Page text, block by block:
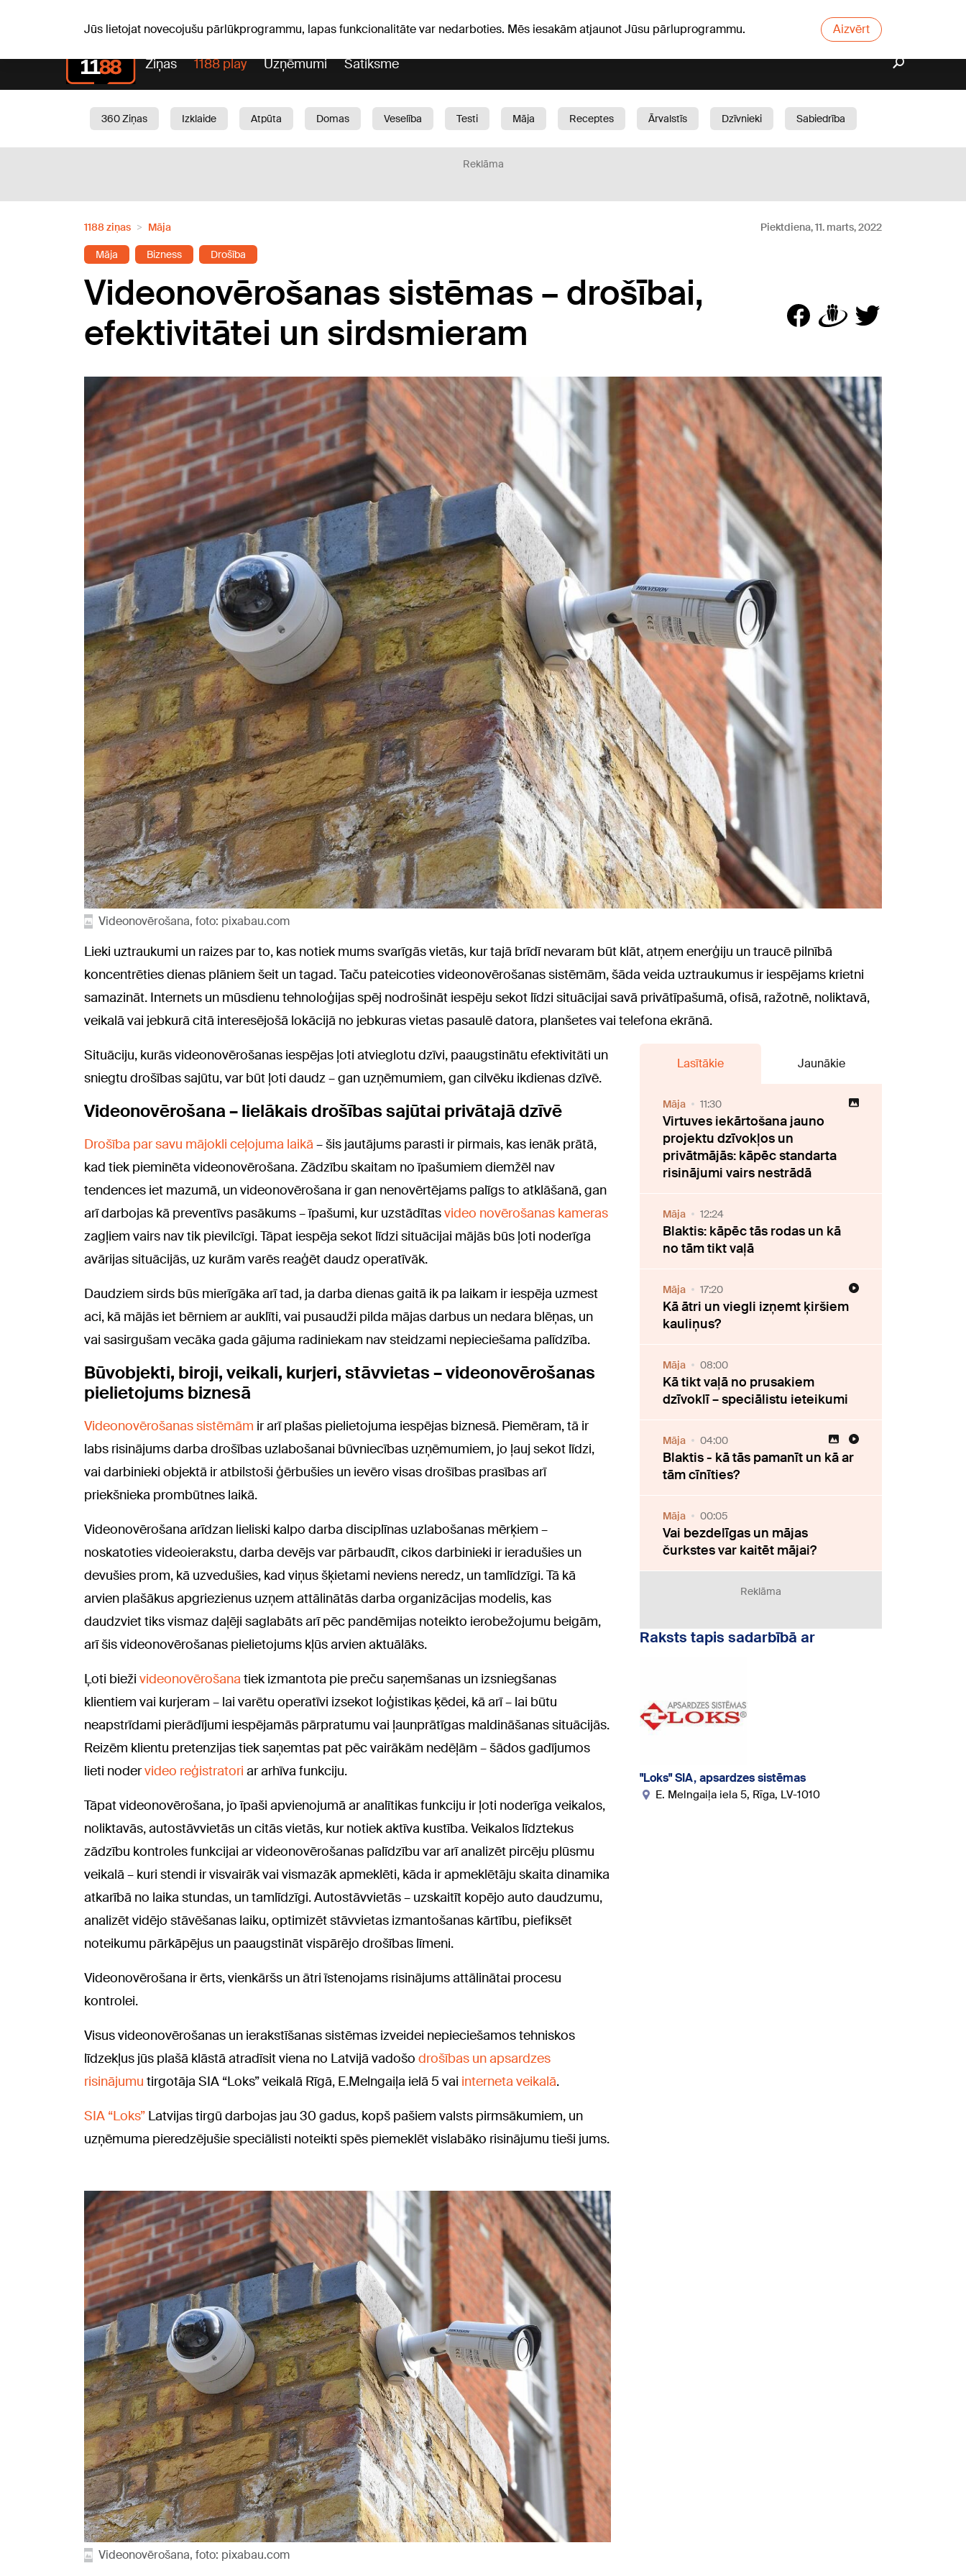
Jūs lietojat novecojušu pārlūkprogrammu, lapas funkcionalitāte var nedarboties. Mēs iesakām atjaunot Jūsu pārluprogrammu. Aizvērt
Ziņas 1188 play Uzņēmumi Satiksme
360 Ziņas Izklaide Atpūta Domas Veselība Testi Māja Receptes Ārvalstīs Dzīvnieki
Sabiedrība
Reklāma
1188 ziņas Māja Piektdiena, 11. marts, 2022
Māja Bizness Drošība
Videonovērošanas sistēmas – drošībai,
efektivitātei un sirdsmieram
Videonovērošana, foto: pixabau.com
Lieki uztraukumi un raizes par to, kas notiek mums svarīgās vietās, kur tajā brīdī nevaram būt klāt, atņem enerģiju un traucē pilnībā
koncentrēties dienas plāniem šeit un tagad. Taču pateicoties videonovērošanas sistēmām, šāda veida uztraukumus ir iespējams krietni
samazināt. Internets un mūsdienu tehnoloģijas spēj nodrošināt iespēju sekot līdzi situācijai savā privātīpašumā, ofisā, ražotnē, noliktavā,
veikalā vai jebkurā citā interesējošā lokācijā no jebkuras vietas pasaulē datora, planšetes vai telefona ekrānā.
Situāciju, kurās videonovērošanas iespējas ļoti atvieglotu dzīvi, paaugstinātu efektivitāti un
sniegtu drošības sajūtu, var būt ļoti daudz – gan uzņēmumiem, gan cilvēku ikdienas dzīvē.
Videonovērošana – lielākais drošības sajūtai privātajā dzīvē
Drošība par savu mājokli ceļojuma laikā – šis jautājums parasti ir pirmais, kas ienāk prātā,
kad tiek pieminēta videonovērošana. Zādzību skaitam no īpašumiem diemžēl nav
tendences iet mazumā, un videonovērošana ir gan nenovērtējams palīgs to atklāšanā, gan
arī darbojas kā preventīvs pasākums – īpašumi, kur uzstādītasvideo novērošanas kameras
zagļiem vairs nav tik pievilcīgi. Tāpat iespēja sekot līdzi situācijai mājās būs ļoti noderīga
avārijas situācijās, uz kurām varēs reaģēt daudz operatīvāk.
Daudziem sirds būs mierīgāka arī tad, ja darba dienas gaitā ik pa laikam ir iespēja uzmest
aci, kā mājās iet bērniem ar auklīti, vai pusaudži pilda mājas darbus un nedara blēņas, un
vai sasirgušam vecāka gada gājuma radiniekam nav steidzami nepieciešama palīdzība.
Būvobjekti, biroji, veikali, kurjeri, stāvvietas – videonovērošanas
pielietojums biznesā
Videonovērošanas sistēmām ir arī plašas pielietojuma iespējas biznesā. Piemēram, tā ir
labs risinājums darba drošības uzlabošanai būvniecības uzņēmumiem, jo ļauj sekot līdzi,
vai darbinieki objektā ir atbilstoši ģērbušies un ievēro visas drošības prasības arī
priekšnieka prombūtnes laikā.
Videonovērošana arīdzan lieliski kalpo darba disciplīnas uzlabošanas mērķiem –
noskatoties videoierakstu, darba devējs var pārbaudīt, cikos darbinieki ir ieradušies un
devušies prom, kā uzvedušies, kad viņus šķietami neviens neredz, un tamlīdzīgi. Tā kā
arvien plašākus apgriezienus uzņem attālinātās darba organizācijas modelis, kas
daudzviet tiks vismaz daļēji saglabāts arī pēc pandēmijas noteikto ierobežojumu beigām,
arī šis videonovērošanas pielietojums kļūs arvien aktuālāks.
Ļoti bieži videonovērošana tiek izmantota pie preču saņemšanas un izsniegšanas
klientiem vai kurjeram – lai varētu operatīvi izsekot loģistikas ķēdei, kā arī – lai būtu
neapstrīdami pierādījumi iespējamās pārpratumu vai ļaunprātīgas maldināšanas situācijās.
Reizēm klientu pretenzijas tiek saņemtas pat pēc vairākām nedēļām – šādos gadījumos
lieti nodervideo reģistratori ar arhīva funkciju.
Tāpat videonovērošana, jo īpaši apvienojumā ar analītikas funkciju ir ļoti noderīga veikalos,
noliktavās, autostāvvietās un citās vietās, kur notiek aktīva kustība. Veikalos līdztekus
zādzību kontroles funkcijai ar videonovērošanas palīdzību var arī analizēt pircēju plūsmu
veikalā – kuri stendi ir visvairāk vai vismazāk apmeklēti, kāda ir apmeklētāju skaita dinamika
atkarībā no laika stundas, un tamlīdzīgi. Autostāvvietās – uzskaitīt kopējo auto daudzumu,
analizēt vidējo stāvēšanas laiku, optimizēt stāvvietas izmantošanas kārtību, piefiksēt
noteikumu pārkāpējus un paaugstināt vispārējo drošības līmeni.
Videonovērošana ir ērts, vienkāršs un ātri īstenojams risinājums attālinātai procesu
kontrolei.
Visus videonovērošanas un ierakstīšanas sistēmas izveidei nepieciešamos tehniskos
līdzekļus jūs plašā klāstā atradīsit viena no Latvijā vadošo drošības un apsardzes
risinājumu tirgotāja SIA “Loks” veikalā Rīgā, E.Melngaiļa ielā 5 vai interneta veikalā.
SIA “Loks” Latvijas tirgū darbojas jau 30 gadus, kopš pašiem valsts pirmsākumiem, un
uzņēmuma pieredzējušie speciālisti noteikti spēs piemeklēt vislabāko risinājumu tieši jums.
Videonovērošana, foto: pixabau.com
Lasītākie Jaunākie
Māja 11:30
Virtuves iekārtošana jauno
projektu dzīvokļos un
privātmājās: kāpēc standarta
risinājumi vairs nestrādā
Māja 12:24
Blaktis: kāpēc tās rodas un kā
no tām tikt vaļā
Māja 17:20
Kā ātri un viegli izņemt ķiršiem
kauliņus?
Māja 08:00
Kā tikt vaļā no prusakiem
dzīvoklī – speciālistu ieteikumi
Māja 04:00
Blaktis - kā tās pamanīt un kā ar
tām cīnīties?
Māja 00:05
Vai bezdelīgas un mājas
čurkstes var kaitēt mājai?
Reklāma
Raksts tapis sadarbībā ar
"Loks" SIA, apsardzes sistēmas
E. Melngaiļa iela 5, Rīga, LV-1010